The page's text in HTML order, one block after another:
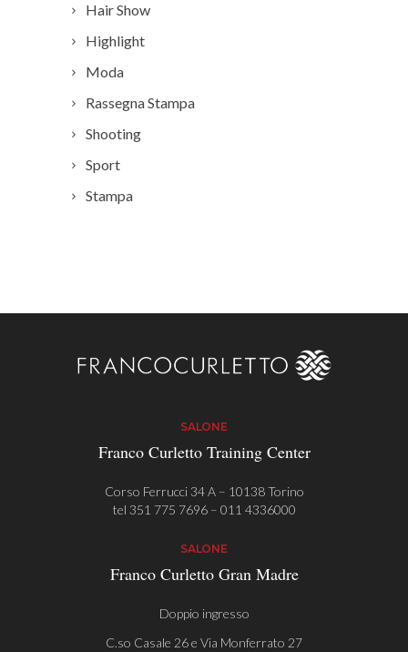
Hair Show
Highlight
Moda
Rassegna Stampa
Shooting
Sport
Stampa
SALONE
Franco Curletto Training Center
Corso Ferrucci 34 A – 10138 Torino
tel 351 775 7696– 011 4336000
SALONE
Franco Curletto Gran Madre
Doppio ingresso
C.so Casale 26 e Via Monferrato 27